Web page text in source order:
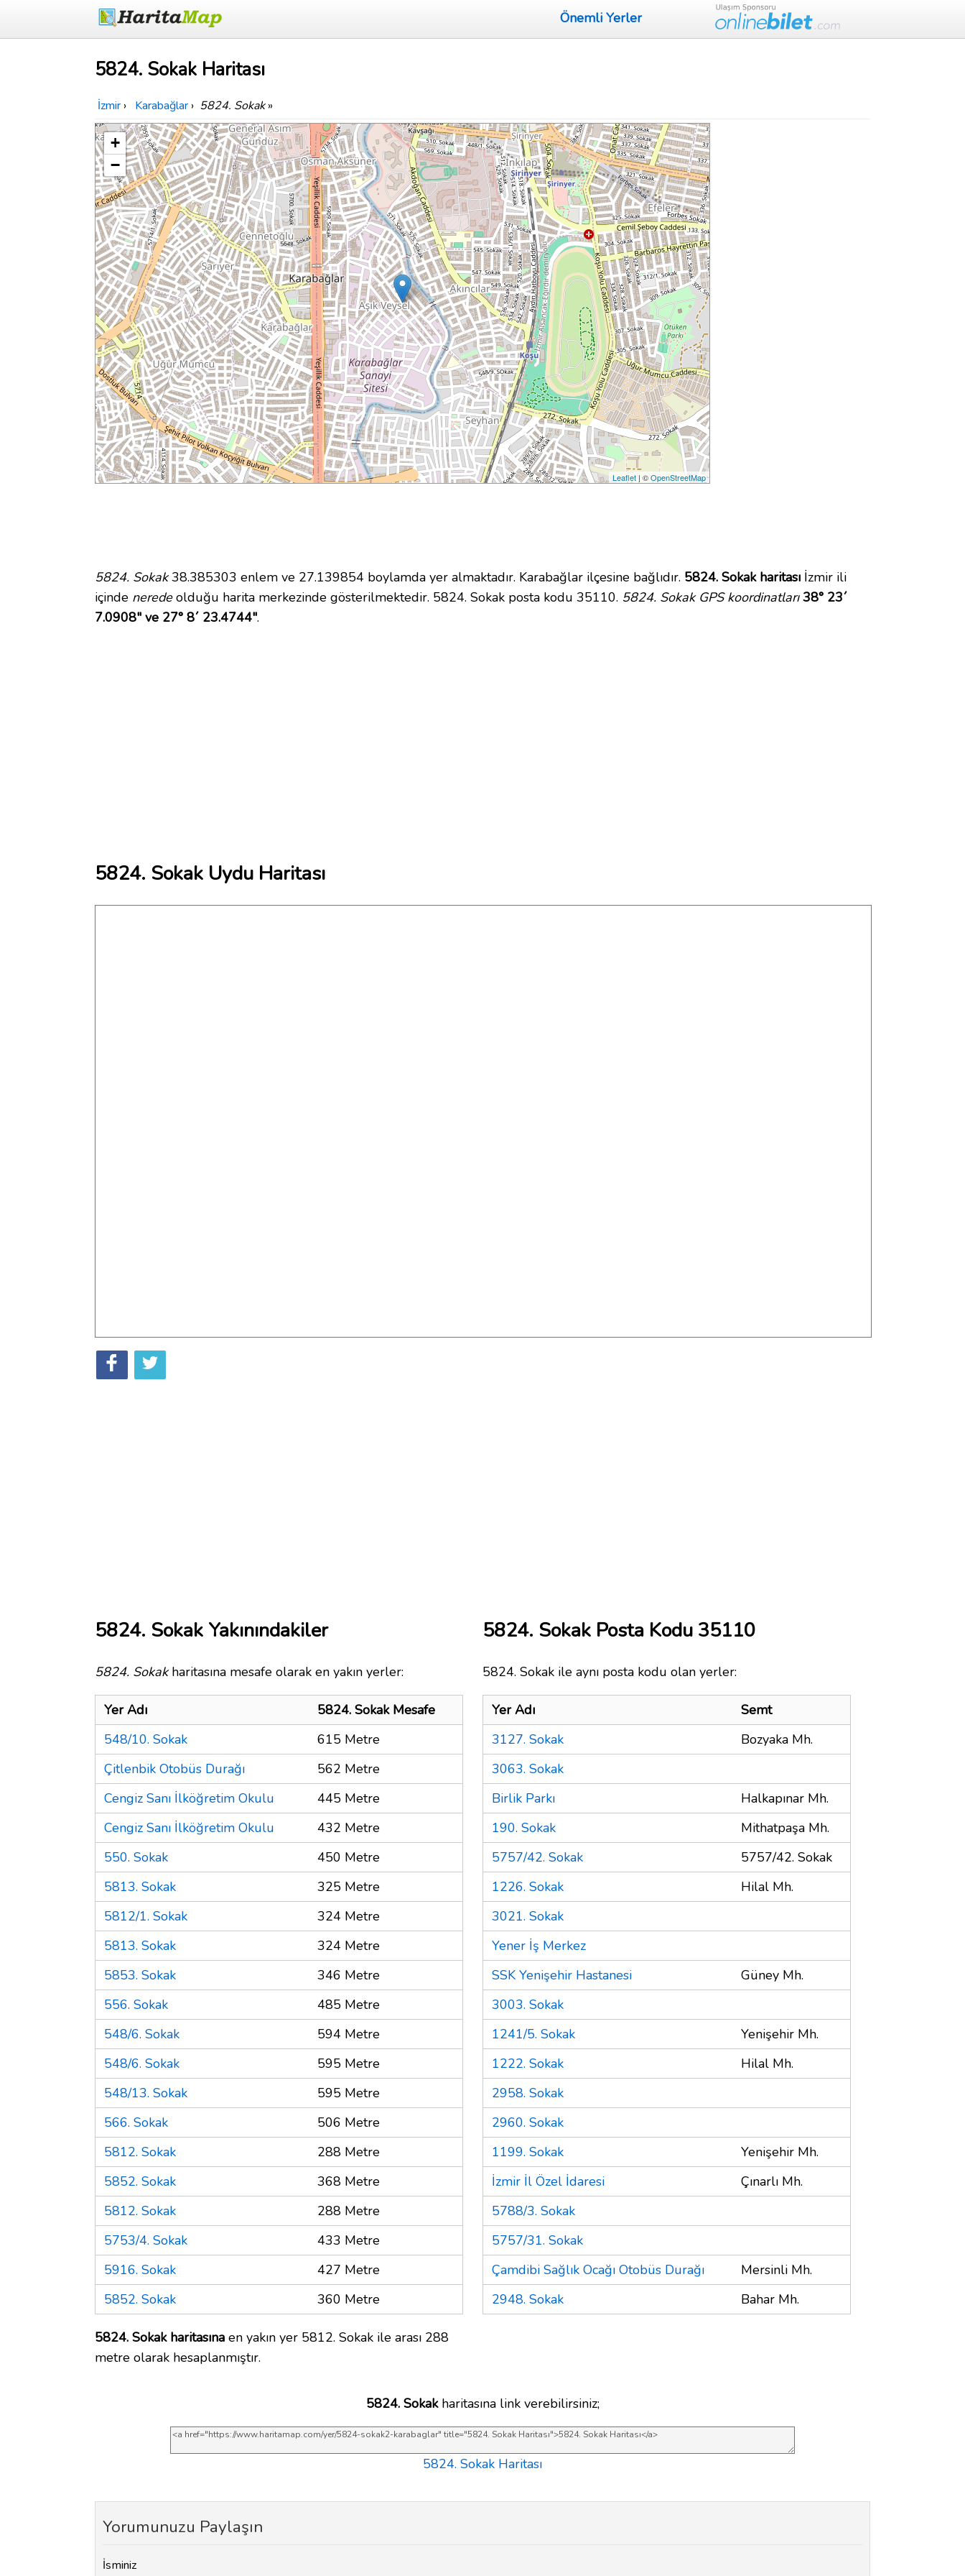
Önemli Yerler
5824. Sokak Haritası
İzmir › Karabağlar › 5824. Sokak»
+
−
Leaflet | ©OpenStreetMap
5824. Sokak38.385303 enlem ve 27.139854 boylamda yer almaktadır. Karabağlar ilçesine bağlıdır. 5824. Sokak haritası İzmir ili
içinde neredeolduğu harita merkezinde gösterilmektedir. 5824. Sokak posta kodu 35110. 5824. Sokak GPS koordinatları 38° 23´
7.0908" ve 27° 8´ 23.4744".
5824. Sokak Uydu Haritası
5824. Sokak Yakınındakiler
5824. Sokakharitasına mesafe olarak en yakın yerler:
Yer Adı
5824. Sokak Mesafe
548/10. Sokak
615 Metre
Çitlenbik Otobüs Durağı
562 Metre
Cengiz Sanı İlköğretim Okulu
445 Metre
Cengiz Sanı İlköğretim Okulu
432 Metre
550. Sokak
450 Metre
5813. Sokak
325 Metre
5812/1. Sokak
324 Metre
5813. Sokak
324 Metre
5853. Sokak
346 Metre
556. Sokak
485 Metre
548/6. Sokak
594 Metre
548/6. Sokak
595 Metre
548/13. Sokak
595 Metre
566. Sokak
506 Metre
5812. Sokak
288 Metre
5852. Sokak
368 Metre
5812. Sokak
288 Metre
5753/4. Sokak
433 Metre
5916. Sokak
427 Metre
5852. Sokak
360 Metre
5824. Sokak haritasına en yakın yer 5812. Sokak ile arası 288
metre olarak hesaplanmıştır.
5824. Sokak Posta Kodu 35110
5824. Sokak ile aynı posta kodu olan yerler:
Yer Adı
Semt
3127. Sokak
Bozyaka Mh.
3063. Sokak
Birlik Parkı
Halkapınar Mh.
190. Sokak
Mithatpaşa Mh.
5757/42. Sokak
5757/42. Sokak
1226. Sokak
Hilal Mh.
3021. Sokak
Yener İş Merkez
SSK Yenişehir Hastanesi
Güney Mh.
3003. Sokak
1241/5. Sokak
Yenişehir Mh.
1222. Sokak
Hilal Mh.
2958. Sokak
2960. Sokak
1199. Sokak
Yenişehir Mh.
İzmir İl Özel İdaresi
Çınarlı Mh.
5788/3. Sokak
5757/31. Sokak
Çamdibi Sağlık Ocağı Otobüs Durağı
Mersinli Mh.
2948. Sokak
Bahar Mh.
5824. Sokakharitasına link verebilirsiniz;
5824. Sokak Haritası
Yorumunuzu Paylaşın
İsminiz